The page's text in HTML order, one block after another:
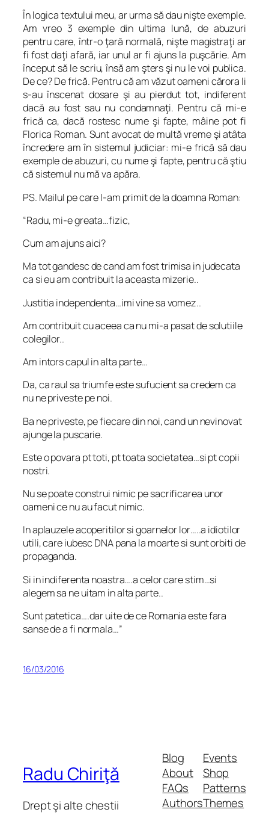
În logica textului meu, ar urma să dau nişte exemple.
Am vreo 3 exemple din ultima lună, de abuzuri
pentru care, într-o ţară normală, nişte magistraţi ar
fi fost daţi afară, iar unul ar fi ajuns la puşcărie. Am
început să le scriu, însă am şters şi nu le voi publica.
De ce? De frică. Pentru că am văzut oameni cărora li
s-au înscenat dosare şi au pierdut tot, indiferent
dacă au fost sau nu condamnaţi. Pentru că mi-e
frică ca, dacă rostesc nume şi fapte, mâine pot fi
Florica Roman. Sunt avocat de multă vreme şi atâta
încredere am în sistemul judiciar: mi-e frică să dau
exemple de abuzuri, cu nume şi fapte, pentru că ştiu
că sistemul nu mă va apăra.
PS. Mailul pe care l-am primit de la doamna Roman:
“Radu, mi-e greata…fizic,
Cum am ajuns aici?
Ma tot gandesc de cand am fost trimisa in judecata
ca si eu am contribuit la aceasta mizerie..
Justitia independenta…imi vine sa vomez..
Am contribuit cu aceea ca nu mi-a pasat de solutiile
colegilor..
Am intors capul in alta parte…
Da, ca raul sa triumfe este sufucient sa credem ca
nu ne priveste pe noi.
Ba ne priveste, pe fiecare din noi, cand un nevinovat
ajunge la puscarie.
Este o povara pt toti, pt toata societatea…si pt copii
nostri.
Nu se poate construi nimic pe sacrificarea unor
oameni ce nu au facut nimic.
In aplauzele acoperitilor si goarnelor lor…..a idiotilor
utili, care iubesc DNA pana la moarte si sunt orbiti de
propaganda.
Si in indiferenta noastra….a celor care stim…si
alegem sa ne uitam in alta parte..
Sunt patetica….dar uite de ce Romania este fara
sanse de a fi normala…”
16/03/2016
Radu Chiriţă
Drept şi alte chestii
Blog
About
FAQs
Authors
Events
Shop
Patterns
Themes